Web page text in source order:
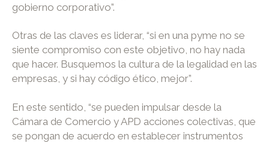
gobierno corporativo”.
Otras de las claves es liderar, “si en una pyme no se
siente compromiso con este objetivo, no hay nada
que hacer. Busquemos la cultura de la legalidad en las
empresas, y si hay código ético, mejor”.
En este sentido, “se pueden impulsar desde la
Cámara de Comercio y APD acciones colectivas, que
se pongan de acuerdo en establecer instrumentos